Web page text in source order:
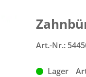
Art.-Nr.:
Lager